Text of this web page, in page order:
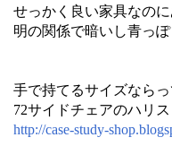
せっかく良い家具なの
明の関係で暗いし青っぽ
手で持てるサイズなら
72サイドチェアのハリ
http://case-study-